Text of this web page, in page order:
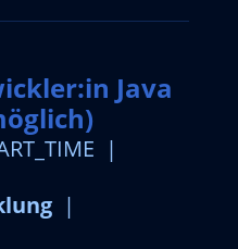
Java
|
|